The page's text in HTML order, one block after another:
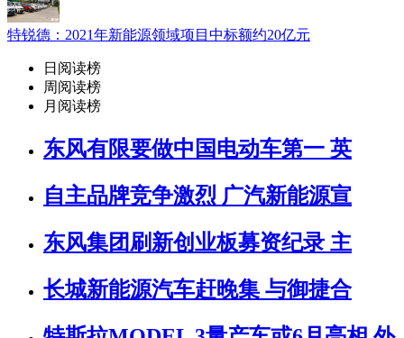
特锐德：2021年新能源领域项目中标额约20亿元
日阅读榜
周阅读榜
月阅读榜
东风有限要做中国电动车第一 英
自主品牌竞争激烈 广汽新能源宣
东风集团刷新创业板募资纪录 主
长城新能源汽车赶晚集 与御捷合